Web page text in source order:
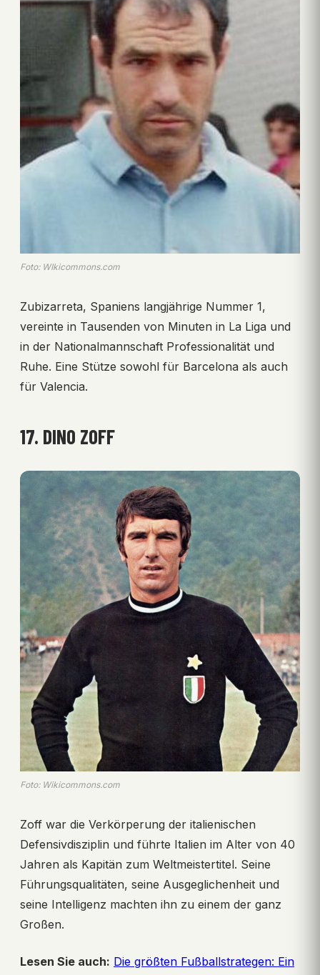
Foto: WIkicommons.com
Zubizarreta, Spaniens langjährige Nummer 1,
vereinte in Tausenden von Minuten in La Liga und
in der Nationalmannschaft Professionalität und
Ruhe. Eine Stütze sowohl für Barcelona als auch
für Valencia.
17. DINO ZOFF
Foto: Wikicommons.com
Zoff war die Verkörperung der italienischen
Defensivdisziplin und führte Italien im Alter von 40
Jahren als Kapitän zum Weltmeistertitel. Seine
Führungsqualitäten, seine Ausgeglichenheit und
seine Intelligenz machten ihn zu einem der ganz
Großen.
Lesen Sie auch: Die größten Fußballstrategen: Ein